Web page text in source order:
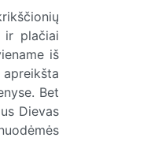
ir plačiai
iš
apreikšta
Bet
Dievas